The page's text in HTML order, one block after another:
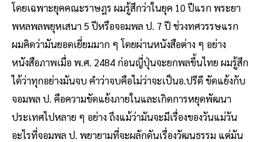
โดยเฉพาะยุคคณะราษฎร ผมรู้สึกว่าในยุค 10 ปีแรก พระยา
พหลพลพยุหเสนา 5 ปีหรือจอมพล ป. 7 ปี ช่วงทศวรรษแรก
ผมคิดว่ามันยอดเยี่ยมมาก ๆ โดยผ่านหนังสือต่าง ๆ อย่าง
หนังสือภาพเมื่อ พ.ศ. 2484 ก่อนญี่ปุ่นจะยกพลขึ้นไทย ผมรู้สึก
ได้ว่าทุกอย่างมันจบ คำว่าจบคือไม่ว่าจะเป็นอ.ปรีดี ขัดแย้งกับ
จอมพล ป. คือความขัดแย้งภายในและเกิดการหยุดพัฒนา
ประเทศไปหลาย ๆ อย่าง ถึงแม้ว่ามันจะมีเรื่องของวันแม่วัน
อะไรที่จอมพล ป. พยายามที่จะผลักดันเรื่องวัฒนธรรม แต่มัน